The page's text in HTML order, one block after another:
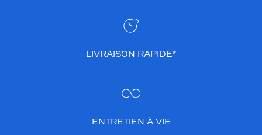
LIVRAISON RAPIDE*
ENTRETIEN À VIE